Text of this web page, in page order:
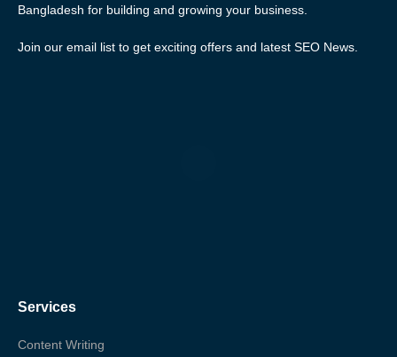
Bangladesh for building and growing your business.
Join our email list to get exciting offers and latest SEO News.
Services
Content Writing